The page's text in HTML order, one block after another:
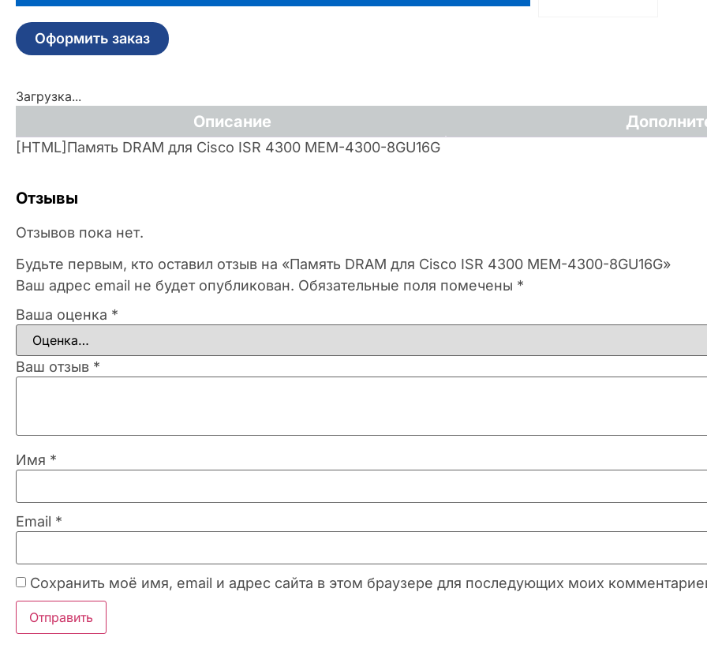
Оформить заказ
Загрузка...
Описание
[HTML]Память DRAM для Cisco ISR 4300 MEM-4300-8GU16G
Отзывы
Отзывов пока нет.
Будьте первым, кто оставил отзыв на «Память DRAM для Cisco ISR 4300 MEM-4300-8GU16G»
Ваш адрес email не будет опубликован. Обязательные поля помечены *
Ваша оценка *
Ваш отзыв *
Имя *
Email *
Сохранить моё имя, email и адрес сайта в этом браузере для последующих моих